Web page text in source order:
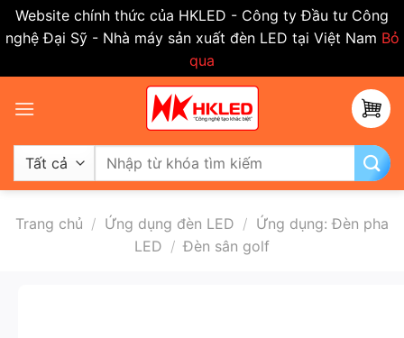
Website chính thức của HKLED - Công ty Đầu tư Công
nghệ Đại Sỹ - Nhà máy sản xuất đèn LED tại Việt Nam Bỏ
qua
qua
dung
Tìm
kiếm:
Trang chủ / Ứng dụng đèn LED / Ứng dụng: Đèn pha
LED / Đèn sân golf